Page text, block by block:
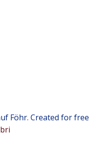
Föhr. Created for free